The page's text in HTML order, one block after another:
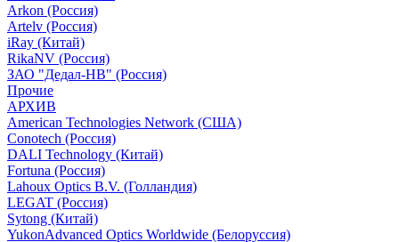
Arkon (Россия)
Artelv (Россия)
iRay (Китай)
RikaNV (Россия)
ЗАО "Дедал-НВ" (Россия)
Прочие
АРХИВ
American Technologies Network (США)
Conotech (Россия)
DALI Technology (Китай)
Fortuna (Россия)
Lahoux Optics B.V. (Голландия)
LEGAT (Россия)
Sytong (Китай)
YukonAdvanced Optics Worldwide (Белоруссия)